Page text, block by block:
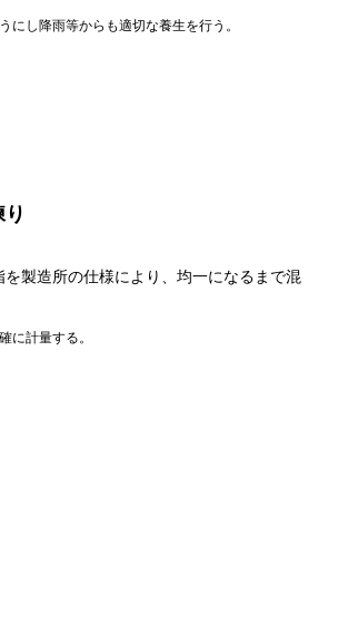
にし降雨等からも適切な養生を行う。
製造所の仕様により、均一になるまで混
に計量する。